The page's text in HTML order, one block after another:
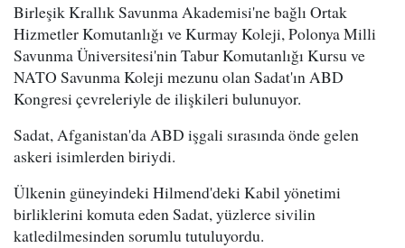
Birleşik Krallık Savunma Akademisi'ne bağlı Ortak
Hizmetler Komutanlığı ve Kurmay Koleji, Polonya Milli
Savunma Üniversitesi'nin Tabur Komutanlığı Kursu ve
NATO Savunma Koleji mezunu olan Sadat'ın ABD
Kongresi çevreleriyle de ilişkileri bulunuyor.
Sadat, Afganistan'da ABD işgali sırasında önde gelen
askeri isimlerden biriydi.
Ülkenin güneyindeki Hilmend'deki Kabil yönetimi
birliklerini komuta eden Sadat, yüzlerce sivilin
katledilmesinden sorumlu tutuluyordu.